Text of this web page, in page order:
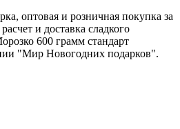
оптовая и розничная покупка за
и доставка сладкого
600 грамм стандарт
"Мир Новогодних подарков".